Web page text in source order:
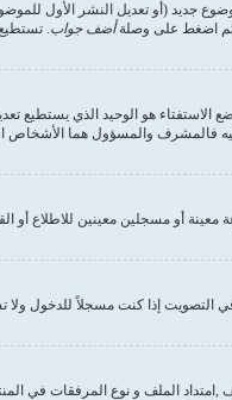
جديد (أو تعديل النشر الأول
ثم اضغط على وصلةأضف جواب.
الاستفتاء هو الوحيد الذي يستطيع
فالمشرف والمسؤول هما الأشخاص
أو مسجلين معينين للاطلاع أو
إذا كنت مسجلاً للدخول
الملف و نوع المرفقات في